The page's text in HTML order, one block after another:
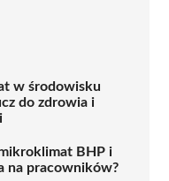
w środowisku
do zdrowia i
BHP i
na pracowników?